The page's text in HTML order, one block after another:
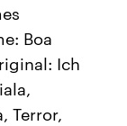
Boa
Ich
Terror,